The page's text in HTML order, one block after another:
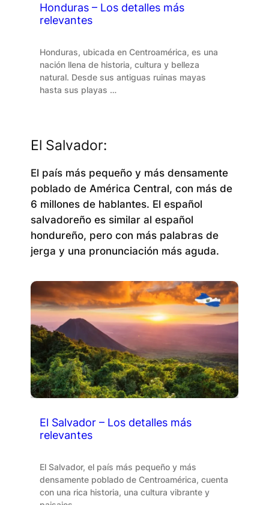
Honduras – Los detalles más
relevantes
Honduras, ubicada en Centroamérica, es una
nación llena de historia, cultura y belleza
natural. Desde sus antiguas ruinas mayas
hasta sus playas …
El Salvador:
El país más pequeño y más densamente
poblado de América Central, con más de
6 millones de hablantes. El español
salvadoreño es similar al español
hondureño, pero con más palabras de
jerga y una pronunciación más aguda.
El Salvador – Los detalles más
relevantes
El Salvador, el país más pequeño y más
densamente poblado de Centroamérica, cuenta
con una rica historia, una cultura vibrante y